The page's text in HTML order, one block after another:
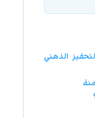
الذهني